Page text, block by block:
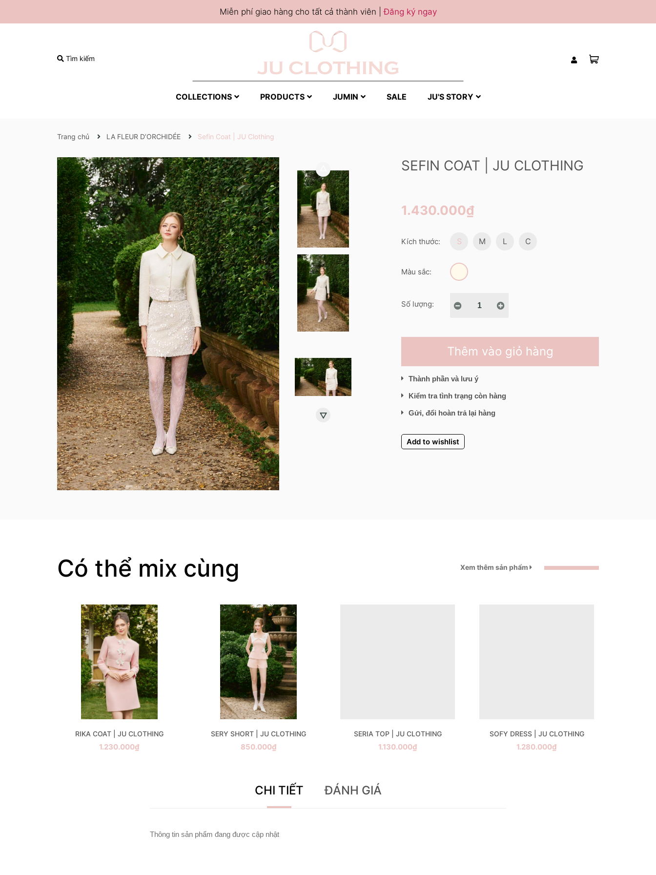
Miễn phí giao hàng cho tất cả thành viên |Đăng ký ngay
Tìm kiếm
COLLECTIONS PRODUCTS JUMIN SALE JU'S STORY
Trang chủ LA FLEUR D’ORCHIDÉE Sefin Coat | JU Clothing
SEFIN COAT | JU CLOTHING
1.430.000₫
Kích thước: S M L C
Màu sắc:
Số lượng:
Thêm vào giỏ hàng
Thành phần và lưu ý
Kiểm tra tình trạng còn hàng
Gửi, đổi hoàn trả lại hàng
Add to wishlist
Có thể mix cùng Xem thêm sản phẩm
RIKA COAT | JU CLOTHING
1.230.000₫
SERY SHORT | JU CLOTHING
850.000₫
SERIA TOP | JU CLOTHING
1.130.000₫
SOFY DRESS | JU CLOTHING
1.280.000₫
CHI TIẾT ĐÁNH GIÁ
Thông tin sản phẩm đang được cập nhật